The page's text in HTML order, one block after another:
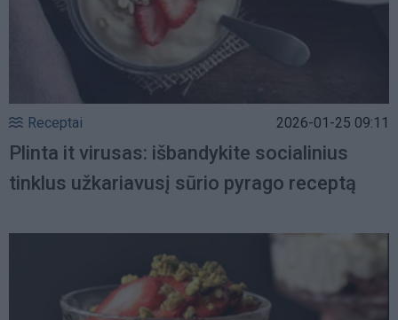
Receptai 2026-01-25 09:11
Plinta it virusas: išbandykite socialinius
tinklus užkariavusį sūrio pyrago receptą